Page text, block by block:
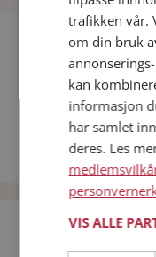
Fler single
Flere singlemenn fra
Kvinner fra Gjøvik
Date kvinner i Norge
Date menn i Norge
Bli
trafikken vår.
om din bruk
kan
informasjon
har samlet
deres. Les
VIS ALLE